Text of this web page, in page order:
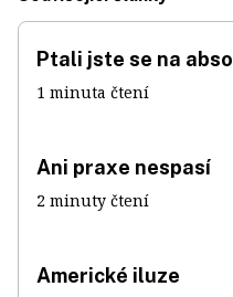
Ptali jste se na
1 minuta čtení
Ani praxe nespasí
2 minuty čtení
Americké iluze